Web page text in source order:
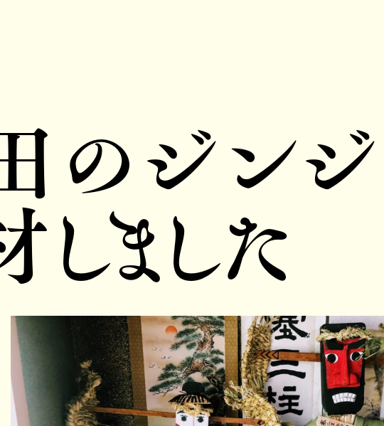
ジンジ
ました